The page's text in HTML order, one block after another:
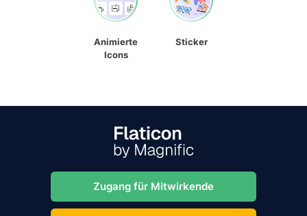
Animierte
Icons
Sticker
Zugang für Mitwirkende